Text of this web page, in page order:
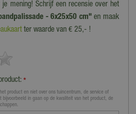
je mening! Schrijf een recensie over het
- 6x25x50 cm"en maak
ter waarde van € 25,- !
*
product en niet over ons tuincentrum, de service of
bijvoorbeeld in gaan op de kwaliteit van het product, de